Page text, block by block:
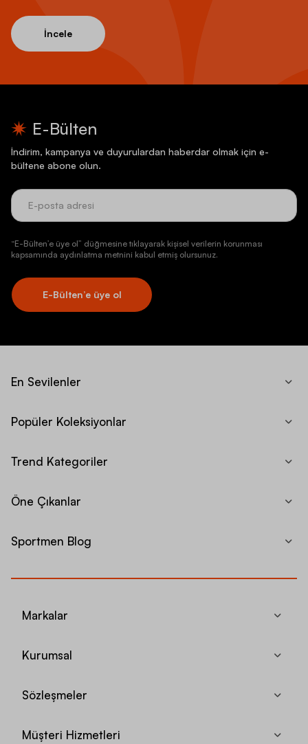
İncele
E-Bülten
İndirim, kampanya ve duyurulardan haberdar olmak için e-
bültene abone olun.
“E-Bülten’e üye ol” düğmesine tıklayarak kişisel verilerin korunması
kapsamında aydınlatma metnini kabul etmiş olursunuz.
E-Bülten’e üye ol
En Sevilenler
Popüler Koleksiyonlar
Trend Kategoriler
Öne Çıkanlar
Sportmen Blog
Markalar
Kurumsal
Sözleşmeler
Müşteri Hizmetleri